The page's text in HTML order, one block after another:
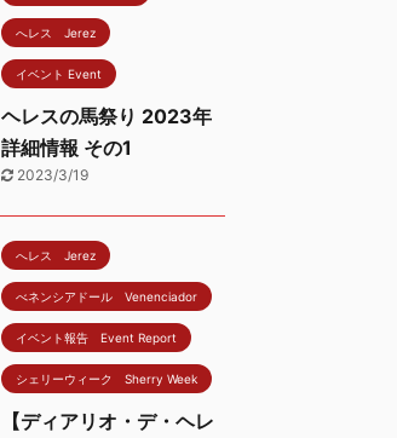
へレス Jerez
イベント Event
ヘレスの馬祭り 2023年
詳細情報 その1
2023/3/19
へレス Jerez
べネンシアドール Venenciador
イベント報告 Event Report
シェリーウィーク Sherry Week
【ディアリオ・デ・ヘレ